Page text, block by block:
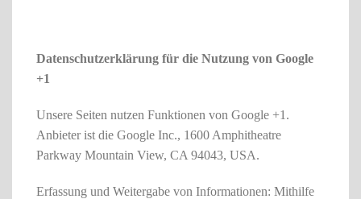
Datenschutzerklärung für die Nutzung von Google
+1
Unsere Seiten nutzen Funktionen von Google +1.
Anbieter ist die Google Inc., 1600 Amphitheatre
Parkway Mountain View, CA 94043, USA.
Erfassung und Weitergabe von Informationen: Mithilfe